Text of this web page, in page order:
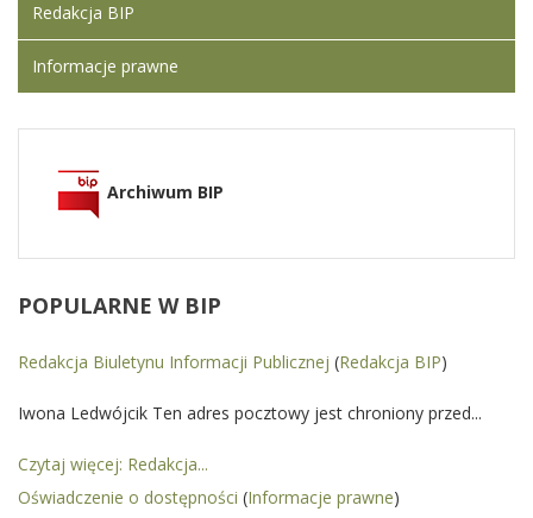
Redakcja BIP
Informacje prawne
Archiwum BIP
POPULARNE W BIP
Redakcja Biuletynu Informacji Publicznej (Redakcja BIP)
Iwona Ledwójcik Ten adres pocztowy jest chroniony przed...
Czytaj więcej: Redakcja...
Oświadczenie o dostępności (Informacje prawne)